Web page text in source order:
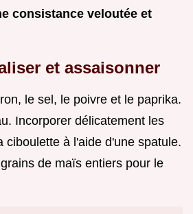
consistance veloutée et
et assaisonner
le sel, le poivre et le paprika.
Incorporer délicatement les
ciboulette à l'aide d'une spatule.
de maïs entiers pour le